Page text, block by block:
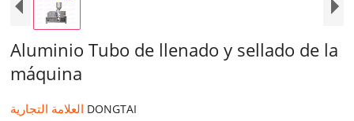
Aluminio Tubo de llenado y sellado de la
máquina
DONGTAI